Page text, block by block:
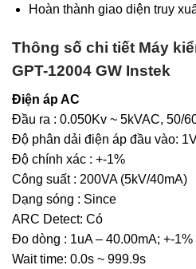
Hoàn thành giao diện truy
Thông số chi tiết Máy
GPT-12004 GW Instek
Điện áp AC
Đầu ra : 0.050Kv ~ 5kVAC, 50/
Độ phân dải điện áp đầu vào:
Độ chính xác : +-1%
Công suất : 200VA (5kV/40mA)
Dạng sóng : Since
ARC Detect: Có
Đo dòng : 1uA – 40.00mA; +-1%
Wait time: 0.0s ~ 999.9s